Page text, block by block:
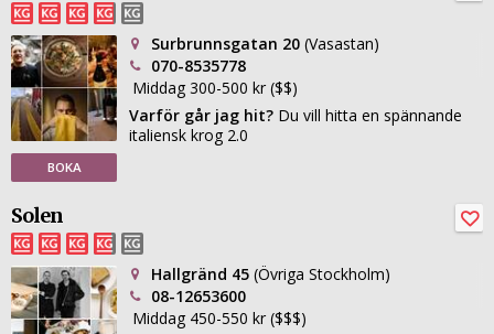
BOKA
Surbrunnsgatan 20 (Vasastan)
070-8535778
Middag 300-500 kr ($$)
Varför går jag hit? Du vill hitta en spännande
italiensk krog 2.0
Solen
Hallgränd 45 (Övriga Stockholm)
08-12653600
Middag 450-550 kr ($$$)